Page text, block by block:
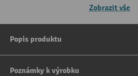
Zobrazit vše
Popis produktu
Poznámky k výrobku